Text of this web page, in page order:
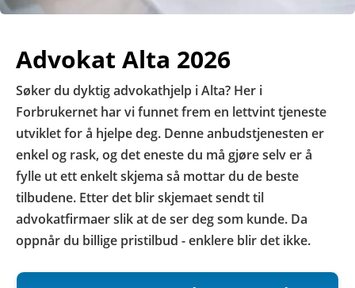
Advokat Alta 2026
Søker du dyktig advokathjelp i Alta? Her i
Forbrukernet har vi funnet frem en lettvint tjeneste
utviklet for å hjelpe deg. Denne anbudstjenesten er
enkel og rask, og det eneste du må gjøre selv er å
fylle ut ett enkelt skjema så mottar du de beste
tilbudene. Etter det blir skjemaet sendt til
advokatfirmaer slik at de ser deg som kunde. Da
oppnår du billige pristilbud - enklere blir det ikke.